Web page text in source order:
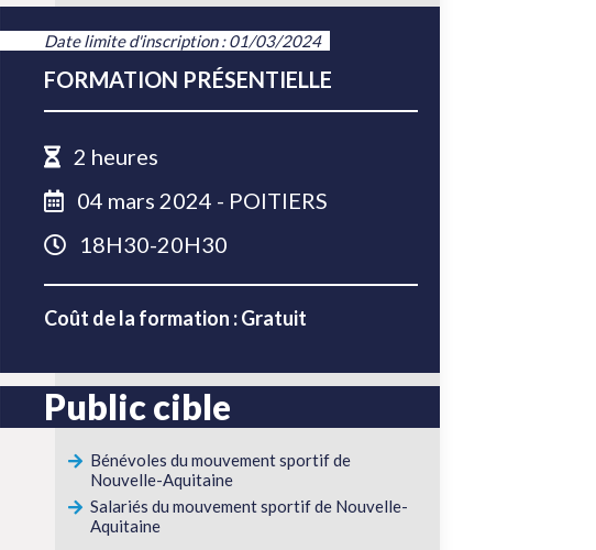
Date limite d'inscription : 01/03/2024
FORMATION PRÉSENTIELLE
2 heures
04 mars 2024 - POITIERS
18H30-20H30
Coût de la formation : Gratuit
Public cible
Bénévoles du mouvement sportif de
Nouvelle-Aquitaine
Salariés du mouvement sportif de Nouvelle-
Aquitaine